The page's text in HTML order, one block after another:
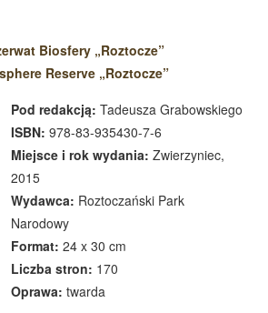
Biosfery „Roztocze”
Reserve „Roztocze”
Pod redakcją: Tadeusza Grabowskiego
ISBN: 978-83-935430-7-6
Miejsce i rok wydania: Zwierzyniec,
2015
Wydawca: Roztoczański Park
Narodowy
Format: 24 x 30 cm
Liczba stron: 170
Oprawa: twarda